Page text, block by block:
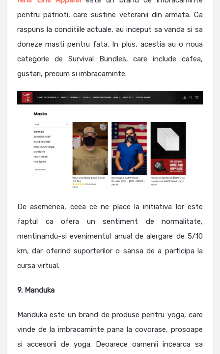
pentru patrioti, care sustine veteranii din armata. Ca
raspuns la conditiile actuale, au inceput sa vanda si sa
doneze masti pentru fata. In plus, acestia au o noua
categorie de Survival Bundles, care include cafea,
gustari, precum si imbracaminte.
De asemenea, ceea ce ne place la initiativa lor este
faptul ca ofera un sentiment de normalitate,
mentinandu-si evenimentul anual de alergare de 5/10
km, dar oferind suporterilor o sansa de a participa la
cursa virtual.
9. Manduka
Manduka este un brand de produse pentru yoga, care
vinde de la imbracaminte pana la covorase, prosoape
si accesorii de yoga. Deoarece oamenii incearca sa